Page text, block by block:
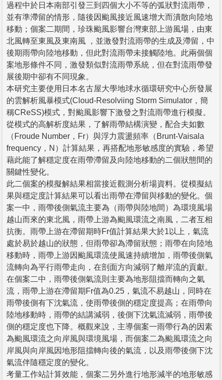
過程中於日本南部引發三到四個大小不等的弧狀對流雨帶，
並有準滯留的情形，隨後因颱風接近風速增大而潰散向陸地
移動；個案二期間，珍珠颱風影響台灣東部上游風場，由東
北風轉至東風及東南風 ，並激發對流雨帶的生成及滯留，中
後期雨帶向陸地移動，但此對流雨帶未接觸陸地。此兩個個
案地形條件不同，激發類似對流雨帶系統，但在對流雨帶發
展後期中卻有不同現象。
本研究主要使用日本名古屋大學地球水循環研究中心所發展
的雲解析風暴模式(Cloud-Resolviing Storm Simulator，簡
稱CReSS)模式，對颱風影響下激發之對流雨帶進行模擬。
從模式的高解析度結果，了解雨帶結構演變，配合夫如數
（Froude Number，Fr）與浮力震盪頻率（Brunt-Vaisala
frequency，N）計算結果，再搭配地形敏感度的實驗，希望
藉此能了解穩定度在雨帶滯留及向陸地移動的二個狀態間的
關鍵性變化。
此二個案的模擬解結果相當接近觀測分析場資料。從模擬結
果與穩定度計算結果可以看出雨帶在滯留與移動的變化。個
案一中，雨帶後側氣流主要為（雨帶與陸地間）為環境風場
越山而來的東北風，雨帶上游為颱風環流之南風，二者互相
抗衡。雨帶上游在滯留期時Fr值計算結果大於1以上，氣流
處於易於越山的狀態，但雨帶卻為滯留狀態；雨帶在向陸地
移動時，雨帶上游因颱風環流使風速持續增加，雨帶後側氣
流轉向為平行雨帶走向，在剖面方向減弱了離岸流的貢獻。
在個案二中，雨帶後側氣流則主要為地形阻擋而轉向之氣
流，雨帶上游在滯留期Fr值為0.25，氣流不易越山，同時在
雨帶後側有下沈氣流，使雨帶後側的穩定度提高；在雨帶向
陸地移動時，雨帶的結講減弱，後側下沈氣流減弱，雨帶後
側的穩定度也下降。概觀來說，主導個案一雨帶行為的因素
為颱風環流之向岸風與環境風場，而個案二為颱風環流之向
岸風與向岸風因地形阻擋轉向後的氣流，以及雨帶後側下沈
氣流伴隨穩定度的變化。
考量工作站計算效能，個案二另外進行地形減半的地形敏感